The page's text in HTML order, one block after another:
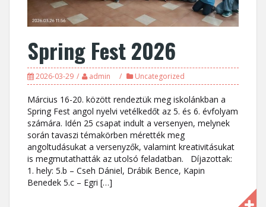
Spring Fest 2026
2026-03-29 admin Uncategorized
Március 16-20. között rendeztük meg iskolánkban a
Spring Fest angol nyelvi vetélkedőt az 5. és 6. évfolyam
számára. Idén 25 csapat indult a versenyen, melynek
során tavaszi témakörben mérették meg
angoltudásukat a versenyzők, valamint kreativitásukat
is megmutathatták az utolsó feladatban. Díjazottak:
1. hely: 5.b – Cseh Dániel, Drábik Bence, Kapin
Benedek 5.c – Egri […]